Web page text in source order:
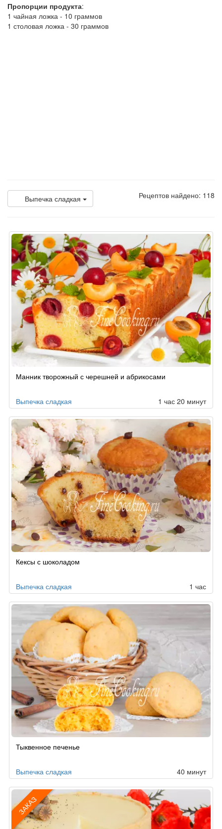
Пропорции продукта:
1 чайная ложка - 10 граммов
1 столовая ложка - 30 граммов
Выпечка сладкая Рецептов найдено: 118
Манник творожный с черешней и абрикосами
Выпечка сладкая 1 час 20 минут
Кексы с шоколадом
Выпечка сладкая 1 час
Тыквенное печенье
Выпечка сладкая 40 минут
ЗАКАЗ